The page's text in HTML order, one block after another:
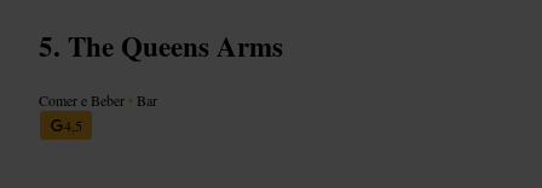
The Queens Arms
Comer e Beber • Bar
4,5